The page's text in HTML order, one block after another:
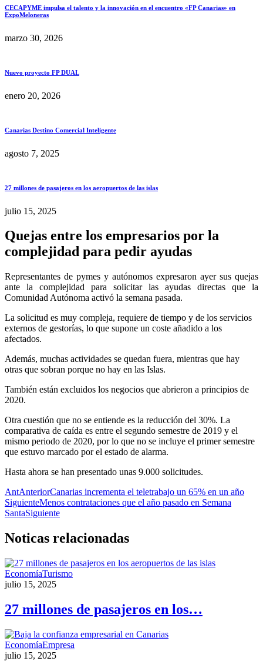
CECAPYME impulsa el talento y la innovación en el encuentro «FP Canarias» en
ExpoMeloneras
marzo 30, 2026
Nuevo proyecto FP DUAL
enero 20, 2026
Canarias Destino Comercial Inteligente
agosto 7, 2025
27 millones de pasajeros en los aeropuertos de las islas
julio 15, 2025
Quejas entre los empresarios por la
complejidad para pedir ayudas
Representantes de pymes y autónomos expresaron ayer sus quejas
ante la complejidad para solicitar las ayudas directas que la
Comunidad Autónoma activó la semana pasada.
La solicitud es muy compleja, requiere de tiempo y de los servicios
externos de gestorías, lo que supone un coste añadido a los
afectados.
Además, muchas actividades se quedan fuera, mientras que hay
otras que sobran porque no hay en las Islas.
También están excluidos los negocios que abrieron a principios de
2020.
Otra cuestión que no se entiende es la reducción del 30%. La
comparativa de caída es entre el segundo semestre de 2019 y el
mismo periodo de 2020, por lo que no se incluye el primer semestre
que estuvo marcado por el estado de alarma.
Hasta ahora se han presentado unas 9.000 solicitudes.
AntAnteriorCanarias incrementa el teletrabajo un 65% en un año
SiguienteMenos contrataciones que el año pasado en Semana
SantaSiguiente
Noticas relacionadas
EconomíaTurismo
julio 15, 2025
27 millones de pasajeros en los…
EconomíaEmpresa
julio 15, 2025